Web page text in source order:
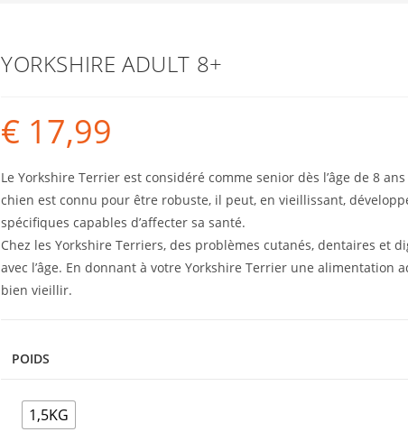
YORKSHIRE ADULT 8+
€ 17,99
Le Yorkshire Terrier est considéré comme senior dès l’âge de 8
chien est connu pour être robuste, il peut, en vieillissant,
spécifiques capables d’affecter sa santé.
Chez les Yorkshire Terriers, des problèmes cutanés, dentaires et
avec l’âge. En donnant à votre Yorkshire Terrier une alimentation
bien vieillir.
POIDS
1,5KG